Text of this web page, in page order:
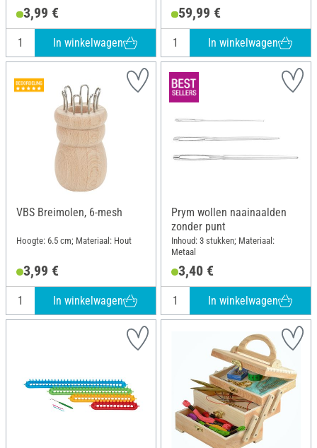
3,99 €
In winkelwagen
59,99 €
In winkelwagen
VBS Breimolen, 6-mesh
Hoogte: 6.5 cm; Materiaal: Hout
3,99 €
In winkelwagen
Prym wollen naainaalden
zonder punt
Inhoud: 3 stukken; Materiaal:
Metaal
3,40 €
In winkelwagen